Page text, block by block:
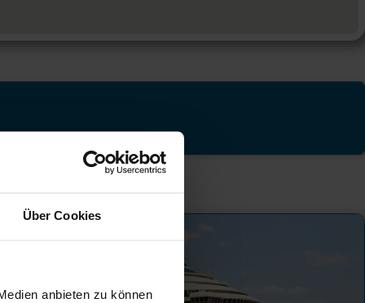
Über Cookies
anbieten zu können